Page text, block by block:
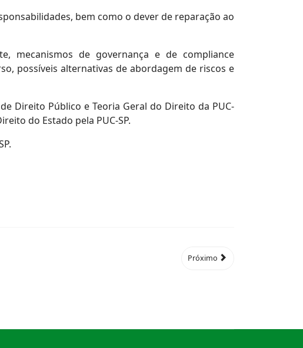
bem como o dever de reparação ao
mecanismos de governança e de compliance
possíveis alternativas de abordagem de riscos e
Direito Público e Teoria Geral do Direito da PUC-
do Estado pela PUC-SP.
Próximo